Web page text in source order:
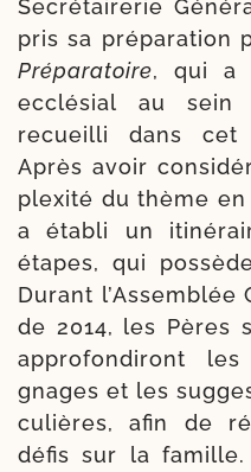
Secrétairerie
pris sa pré­pa­ra­tion
Préparatoire, qui a
ecclé­sial au
recueilli dans cet
Après avoir
plexi­té du thème
a éta­bli un
étapes, qui
Durant
de 2014, les Pères
appro­fon­di­ront
gnages et les
cu­lières, afin de
défis sur la famille.